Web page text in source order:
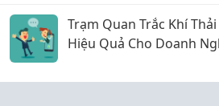
Trạm Quan Trắc Khí
Hiệu Quả Cho Doanh